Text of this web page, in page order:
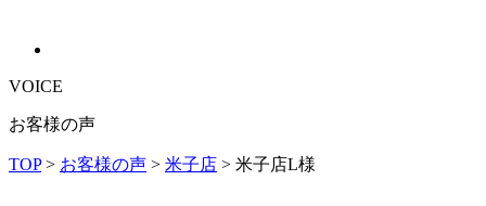
VOICE
お客様の声
TOP> お客様の声 > 米子店 > 米子店L様